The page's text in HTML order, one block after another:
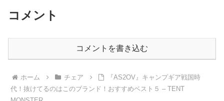
コメント
コメントを書き込む
ホーム チェア
『AS2OV』キャンプギア戦国時
代！抜けてるのはこのブランド！おすすめベスト５ – TENT